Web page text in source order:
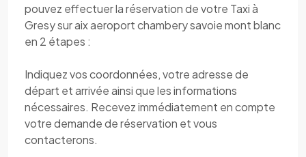
pouvez effectuer la réservation de votre Taxi à
Gresy sur aix aeroport chambery savoie mont blanc
en 2 étapes :
Indiquez vos coordonnées, votre adresse de
départ et arrivée ainsi que les informations
nécessaires. Recevez immédiatement en compte
votre demande de réservation et vous
contacterons.